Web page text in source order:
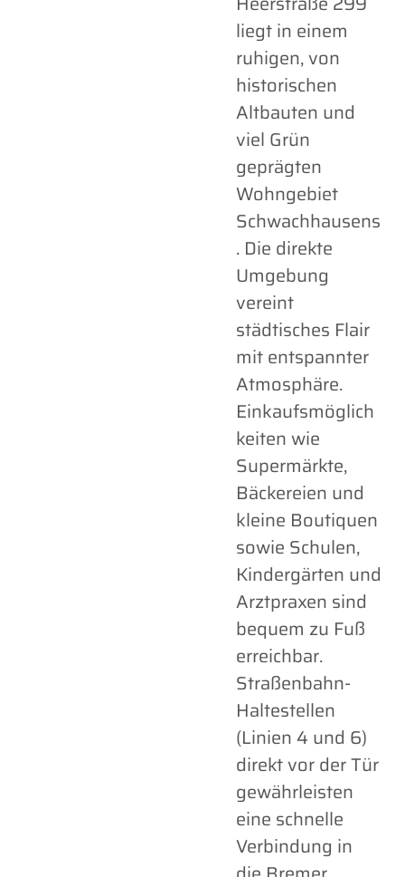
liegt in einem
ruhigen, von
historischen
Altbauten und
viel Grün
geprägten
Wohngebiet
Schwachhausens
. Die direkte
Umgebung
vereint
städtisches Flair
mit entspannter
Atmosphäre.
Einkaufsmöglich
keiten wie
Supermärkte,
Bäckereien und
kleine Boutiquen
sowie Schulen,
Kindergärten und
Arztpraxen sind
bequem zu Fuß
erreichbar.
Straßenbahn-
Haltestellen
(Linien 4 und 6)
direkt vor der Tür
gewährleisten
eine schnelle
Verbindung in